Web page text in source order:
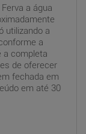
a água
utilizando a
a
a completa
de oferecer
fechada em
em até 30